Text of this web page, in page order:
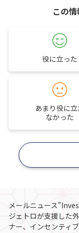
この
役に立った
あまり役に立
なかった
メールニュース
ジェトロが支援した
ナー、インセンティ